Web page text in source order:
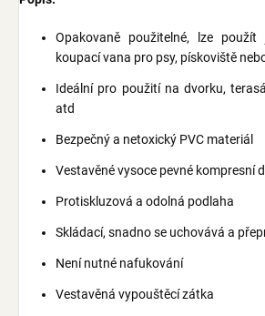
Opakovaně použitelné, lze
koupací vana pro psy, pískoviště
Ideální pro použití na dvorku,
atd
Bezpečný a netoxický PVC materiál
Vestavěné vysoce pevné kompresní
Protiskluzová a odolná podlaha
Skládací, snadno se uchovává a
Není nutné nafukování
Vestavěná vypouštěcí zátka